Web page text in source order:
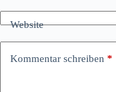
Website
Kommentar schreiben *